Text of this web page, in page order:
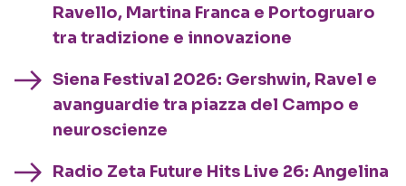
Ravello, Martina Franca e Portogruaro
tra tradizione e innovazione
Siena Festival 2026: Gershwin, Ravel e
avanguardie tra piazza del Campo e
neuroscienze
Radio Zeta Future Hits Live 26: Angelina